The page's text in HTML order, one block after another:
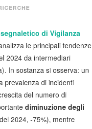
di Vigilanza
le principali tendenze
2024 da intermediari
In sostanza si osserva: un
prevalenza di incidenti
del numero di
diminuzione degli
2024, -75%), mentre